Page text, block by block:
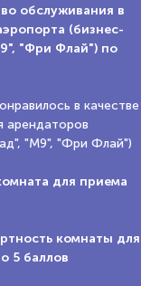
обслуживания в
(бизнес-
"Фри Флай") по
в качестве
арендаторов
"М9", "Фри Флай")
для приема
комнаты для
5 баллов